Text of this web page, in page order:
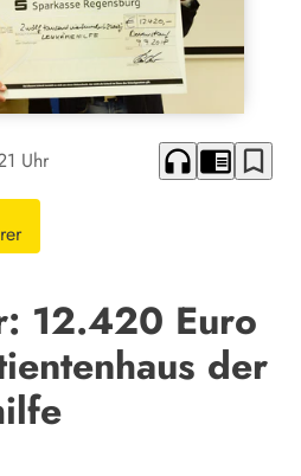
Uhr headphones chrome_reader_mode bookmark_border
12.420 Euro
der